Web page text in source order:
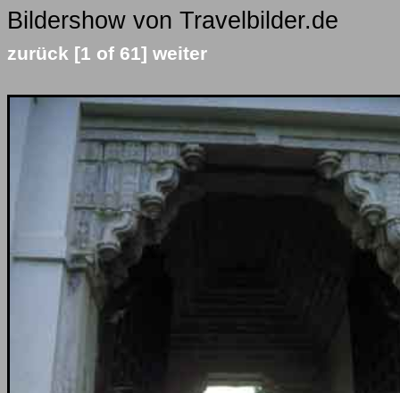
Bildershow von Travelbilder.de
zurück [1 of 61] weiter